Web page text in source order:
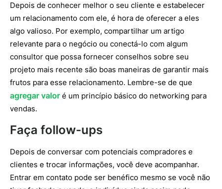
Depois de conhecer melhor o seu cliente e estabelecer
um relacionamento com ele, é hora de oferecer a eles
algo valioso. Por exemplo, compartilhar um artigo
relevante para o negócio ou conectá-lo com algum
consultor que possa fornecer conselhos sobre seu
projeto mais recente são boas maneiras de garantir mais
frutos para esse relacionamento. Lembre-se de que
agregar valor é um princípio básico do networking para
vendas.
Faça follow-ups
Depois de conversar com potenciais compradores e
clientes e trocar informações, você deve acompanhar.
Entrar em contato pode ser benéfico mesmo se você não